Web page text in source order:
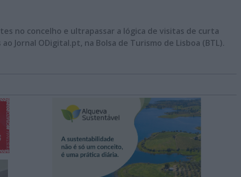
no concelho e ultrapassar a lógica de visitas de curta
Jornal ODigital.pt, na Bolsa de Turismo de Lisboa (BTL).